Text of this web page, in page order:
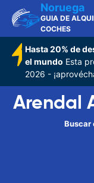
Noruega
GUIA DE
COCHES
Hasta 20% de
el mundo Esta
2026 -
Arendal
Buscar